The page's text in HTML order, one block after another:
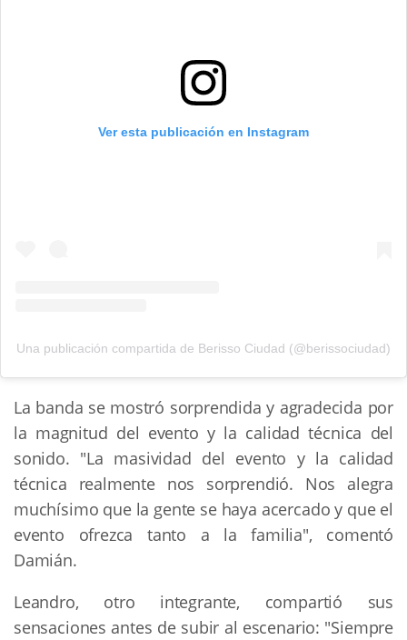
Ver esta publicación en Instagram
Una publicación compartida de Berisso Ciudad (@berissociudad)
La banda se mostró sorprendida y agradecida por
la magnitud del evento y la calidad técnica del
sonido. "La masividad del evento y la calidad
técnica realmente nos sorprendió. Nos alegra
muchísimo que la gente se haya acercado y que el
evento ofrezca tanto a la familia", comentó
Damián.
Leandro, otro integrante, compartió sus
sensaciones antes de subir al escenario: "Siempre